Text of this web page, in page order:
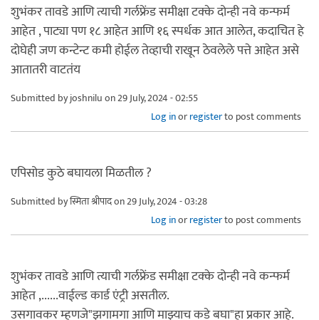
शुभंकर तावडे आणि त्याची गर्लफ्रेंड समीक्षा टक्के दोन्ही नवे कन्फर्म
आहेत , पाट्या पण १८ आहेत आणि १६ स्पर्धक आत आलेत, कदाचित हे
दोघेही जण कन्टेन्ट कमी होईल तेव्हाची राखून ठेवलेले पत्ते आहेत असे
आतातरी वाटतंय
Submitted byjoshniluon 29 July, 2024 - 02:55
Log inorregisterto post comments
एपिसोड कुठे बघायला मिळतील ?
Submitted byस्मिता श्रीपादon 29 July, 2024 - 03:28
Log inorregisterto post comments
शुभंकर तावडे आणि त्याची गर्लफ्रेंड समीक्षा टक्के दोन्ही नवे कन्फर्म
आहेत ,......वाईल्ड कार्ड एंट्री असतील.
उसगावकर म्हणजे"झगामगा आणि माझ्याच कडे बघा"हा प्रकार आहे.